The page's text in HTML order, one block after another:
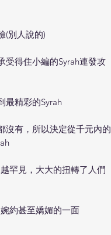
(別人說的)
受得住小編的Syrah連發攻
最精彩的Syrah
沒有，所以決定從千元內的
罕見，大大的扭轉了人們
約甚至嬌媚的一面